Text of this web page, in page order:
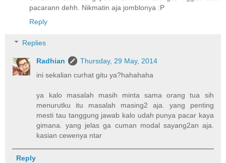
pacarann dehh. Nikmatin aja jomblonya :P
Reply
Replies
Radhian
Thursday, 29 May, 2014
ini sekalian curhat gitu ya?hahahaha
ya kalo masalah masih minta sama orang tua sih
menurutku itu masalah masing2 aja. yang penting
mesti tau tanggung jawab kalo udah punya pacar kaya
gimana. yang jelas ga cuman modal sayang2an aja.
kasian cewenya ntar
Reply